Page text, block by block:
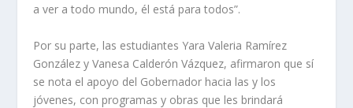
a ver a todo mundo, él está para todos”.
Por su parte, las estudiantes Yara Valeria Ramírez
González y Vanesa Calderón Vázquez, afirmaron que sí
se nota el apoyo del Gobernador hacia las y los
jóvenes, con programas y obras que les brindará